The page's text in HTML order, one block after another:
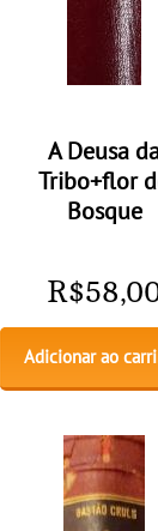
A Deusa
Tribo+flor
Bosque
R$
Adicionar ao